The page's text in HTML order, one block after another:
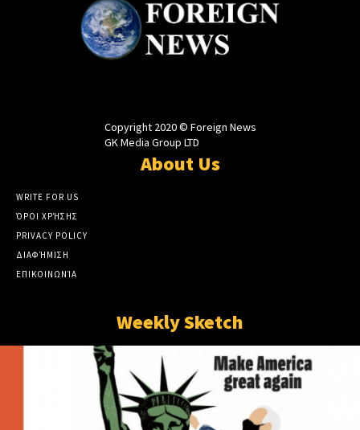
Copyright 2020 © Foreign News
GK Media Group LTD
About Us
WRITE FOR US
ΌΡΟΙ ΧΡΉΣΗΣ
PRIVACY POLICY
ΔΙΑΦΉΜΙΣΗ
ΕΠΙΚΟΙΝΩΝΊΑ
Weekly Sketch